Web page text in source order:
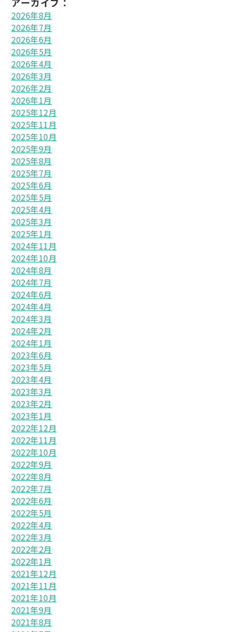
2026年8月
2026年7月
2026年6月
2026年5月
2026年4月
2026年3月
2026年2月
2026年1月
2025年12月
2025年11月
2025年10月
2025年9月
2025年8月
2025年7月
2025年6月
2025年5月
2025年4月
2025年3月
2025年1月
2024年11月
2024年10月
2024年8月
2024年7月
2024年6月
2024年4月
2024年3月
2024年2月
2024年1月
2023年6月
2023年5月
2023年4月
2023年3月
2023年2月
2023年1月
2022年12月
2022年11月
2022年10月
2022年9月
2022年8月
2022年7月
2022年6月
2022年5月
2022年4月
2022年3月
2022年2月
2022年1月
2021年12月
2021年11月
2021年10月
2021年9月
2021年8月